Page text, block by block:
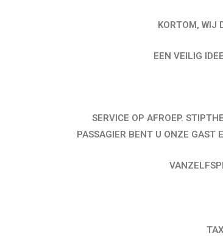
KORTOM, WIJ
EEN VEILIG
SERVICE OP AFROEP.
PASSAGIER BENT U ONZE GAST